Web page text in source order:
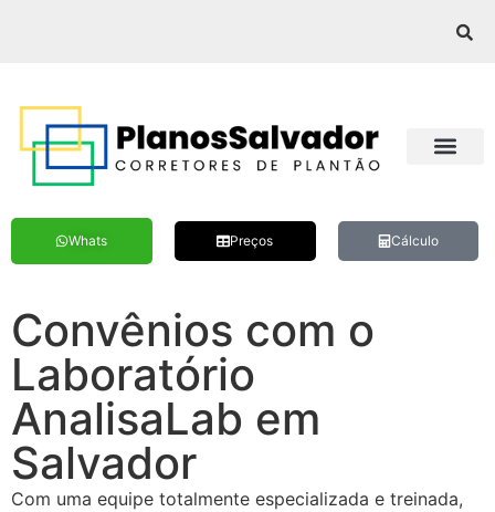
Whats Preços Cálculo
Convênios com o
Laboratório
AnalisaLab em
Salvador
Com uma equipe totalmente especializada e treinada,